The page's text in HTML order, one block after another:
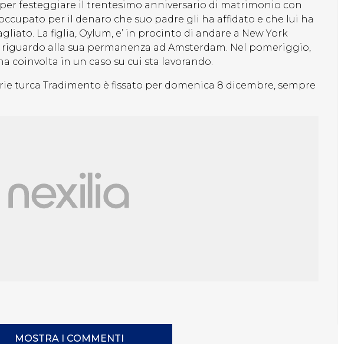
per festeggiare il trentesimo anniversario di matrimonio con
per il denaro che suo padre gli ha affidato e che lui ha
La figlia, Oylum, e’ in procinto di andare a New York
alla sua permanenza ad Amsterdam. Nel pomeriggio,
coinvolta in un caso su cui sta lavorando.
turca Tradimento è fissato per domenica 8 dicembre, sempre
MOSTRA I COMMENTI